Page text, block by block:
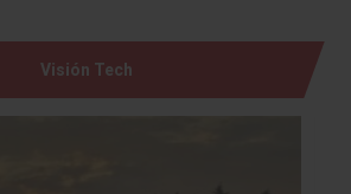
Visión Tech